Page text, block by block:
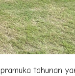
tahunan